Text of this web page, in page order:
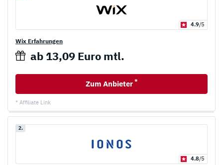
4.9/5
Wix Erfahrungen
ab 13,09 Euro mtl.
Zum Anbieter *
* Affiliate Link
2.
4.8/5